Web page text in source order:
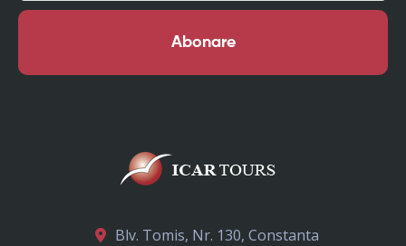
Abonare
Blv. Tomis, Nr. 130, Constanta